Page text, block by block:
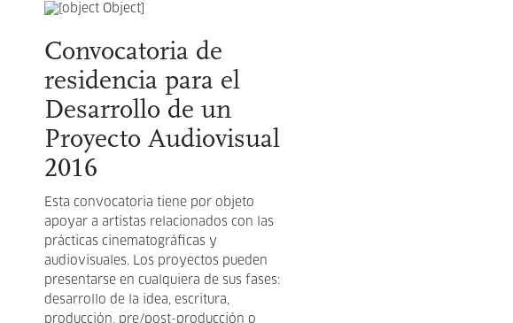
Convocatoria de
residencia para el
Desarrollo de un
Proyecto Audiovisual
2016
Esta convocatoria tiene por objeto
apoyar a artistas relacionados con las
prácticas cinematográficas y
audiovisuales. Los proyectos pueden
presentarse en cualquiera de sus fases:
desarrollo de la idea, escritura,
producción, pre/post-producción o